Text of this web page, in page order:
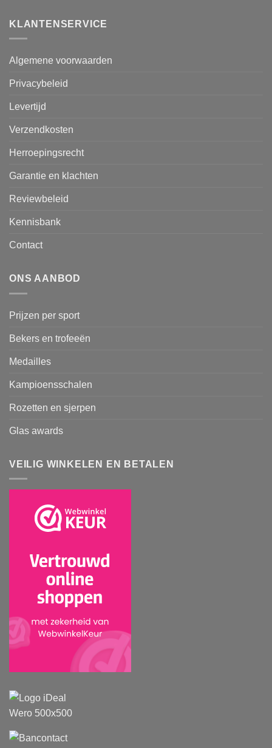
KLANTENSERVICE
Algemene voorwaarden
Privacybeleid
Levertijd
Verzendkosten
Herroepingsrecht
Garantie en klachten
Reviewbeleid
Kennisbank
Contact
ONS AANBOD
Prijzen per sport
Bekers en trofeeën
Medailles
Kampioensschalen
Rozetten en sjerpen
Glas awards
VEILIG WINKELEN EN BETALEN